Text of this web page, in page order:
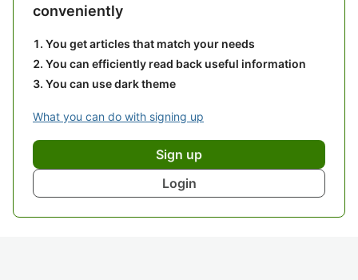
conveniently
You get articles that match your needs
You can efficiently read back useful information
You can use dark theme
What you can do with signing up
Sign up
Login